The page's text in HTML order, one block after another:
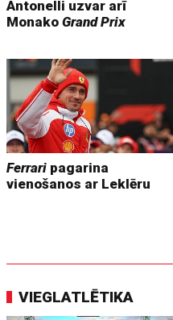
Antonelli uzvar arī
MonakoGrand Prix
Ferrari pagarina
vienošanos ar Leklēru
VIEGLATLĒTIKA